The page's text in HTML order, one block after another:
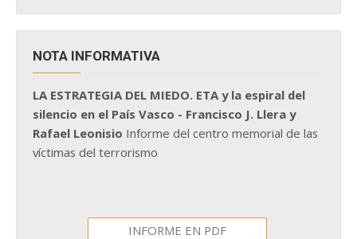
NOTA INFORMATIVA
LA ESTRATEGIA DEL MIEDO. ETA y la espiral del
silencio en el País Vasco - Francisco J. Llera y
Rafael Leonisio Informe del centro memorial de las
víctimas del terrorismo
INFORME EN PDF